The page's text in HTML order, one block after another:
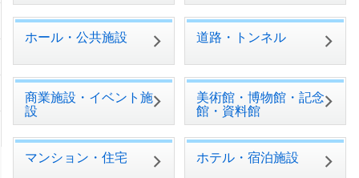
ホール・公共施設 道路・トンネル
商業施設・イベント施
設
美術館・博物館・記念
館・資料館
マンション・住宅 ホテル・宿泊施設